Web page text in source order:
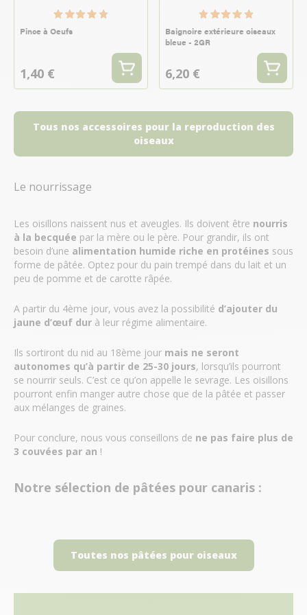
Pince à Oeufs
1,40 €
Baignoire extérieure oiseaux
bleue - 2GR
6,20 €
Tous nos accessoires pour la reproduction des
oiseaux
Le nourrissage
Les oisillons naissent nus et aveugles. Ils doivent être nourris
à la becquée par la mère ou le père. Pour grandir, ils ont
besoin d’une alimentation humide riche en protéines sous
forme de pâtée. Optez pour du pain trempé dans du lait et un
peu de pomme et de carotte râpée.
A partir du 4ème jour, vous avez la possibilité d’ajouter du
jaune d’œuf dur à leur régime alimentaire.
Ils sortiront du nid au 18ème jour mais ne seront
autonomes qu’à partir de 25-30 jours, lorsqu’ils pourront
se nourrir seuls. C’est ce qu’on appelle le sevrage. Les oisillons
pourront enfin manger autre chose que de la pâtée et passer
aux mélanges de graines.
Pour conclure, nous vous conseillons de ne pas faire plus de
3 couvées par an !
Notre sélection de pâtées pour canaris :
Toutes nos pâtées pour oiseaux